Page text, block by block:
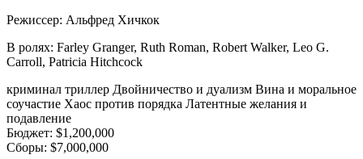
Режиссер: Альфред Хичкок
В ролях: Farley Granger, Ruth Roman, Robert Walker, Leo G.
Carroll, Patricia Hitchcock
криминал триллер Двойничество и дуализм Вина и моральное
соучастие Хаос против порядка Латентные желания и
подавление
Бюджет: $1,200,000
Сборы: $7,000,000